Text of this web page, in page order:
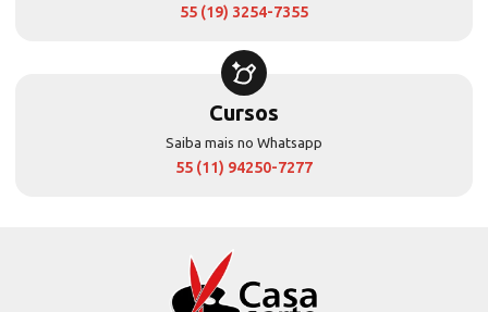
55 (19) 3254-7355
Cursos
Saiba mais no Whatsapp
55 (11) 94250-7277